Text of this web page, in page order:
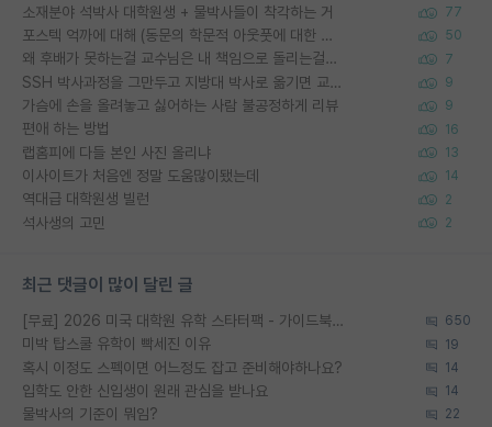
소재분야 석박사 대학원생 + 물박사들이 착각하는 거 77
포스텍 억까에 대해 (동문의 학문적 아웃풋에 대한 반박) 50
왜 후배가 못하는걸 교수님은 내 책임으로 돌리는걸까요? 7
SSH 박사과정을 그만두고 지방대 박사로 옮기면 교수의 꿈은 끝일까요? 9
가슴에 손을 올려놓고 싫어하는 사람 불공정하게 리뷰 9
편애 하는 방법 16
랩홈피에 다들 본인 사진 올리냐 13
이사이트가 처음엔 정말 도움많이됐는데 14
역대급 대학원생 빌런 2
석사생의 고민 2
최근 댓글이 많이 달린 글
[무료] 2026 미국 대학원 유학 스타터팩 - 가이드북 & 합격자 컨택메일 템플릿 650
미박 탑스쿨 유학이 빡세진 이유 19
혹시 이정도 스펙이면 어느정도 잡고 준비해야하나요? 14
입학도 안한 신입생이 원래 관심을 받나요 14
물박사의 기준이 뭐임? 22